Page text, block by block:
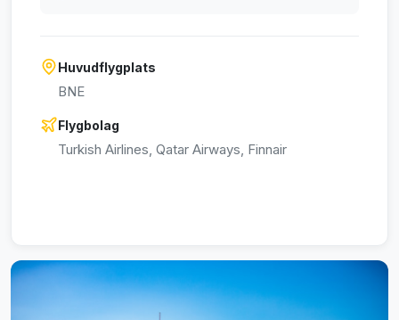
Huvudflygplats
BNE
Flygbolag
Turkish Airlines, Qatar Airways, Finnair